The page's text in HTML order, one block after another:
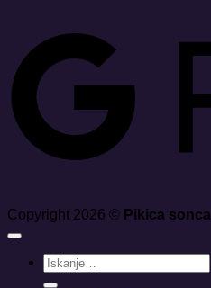
Copyright 2026 © Pikica sonca
Išči: